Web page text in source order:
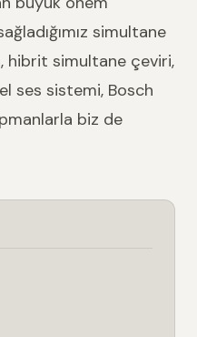
simultane
hibrit simultane çeviri,
ses sistemi, Bosch
biz de